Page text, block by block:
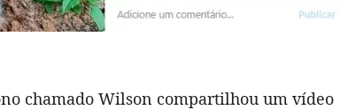
chamado Wilson compartilhou um vídeo